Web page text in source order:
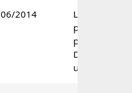
2014
Lançamento
parcialmente
procedente.
Decisão
unânime.